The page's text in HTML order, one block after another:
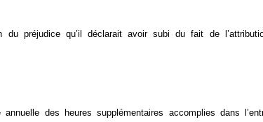
du préjudice qu’il déclarait avoir subi du fait de
des heures supplémentaires accomplies dans